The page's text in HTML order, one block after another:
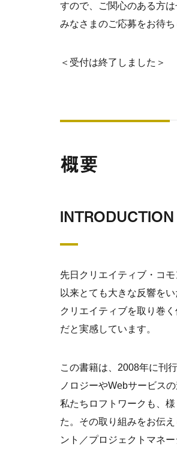
すので、ご関心のある方
みなさまのご応募をお待ち
＜受付は終了しました＞
概要
INTRODUCTION
先日クリエイティブ・コ
以来とても大きな反響を
クリエイティブを取り巻
だと実感しています。
この書籍は、2008年に刊
ノロジーやWebサービス
私たちロフトワークも、
た。その取り組みをお伝
ント／プロジェクトマネ